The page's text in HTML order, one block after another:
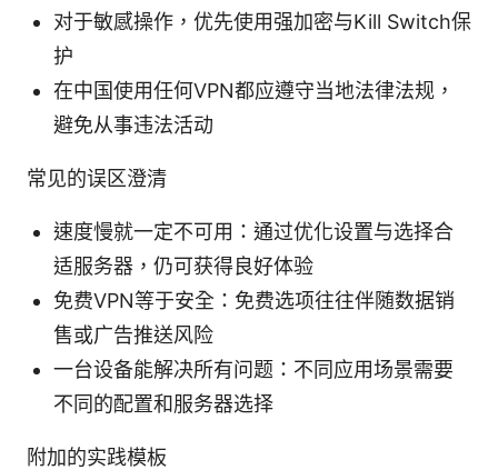
对于敏感操作，优先使用强加密与Kill Switch保
护
在中国使用任何VPN都应遵守当地法律法规，
避免从事违法活动
常见的误区澄清
速度慢就一定不可用：通过优化设置与选择合
适服务器，仍可获得良好体验
免费VPN等于安全：免费选项往往伴随数据销
售或广告推送风险
一台设备能解决所有问题：不同应用场景需要
不同的配置和服务器选择
附加的实践模板